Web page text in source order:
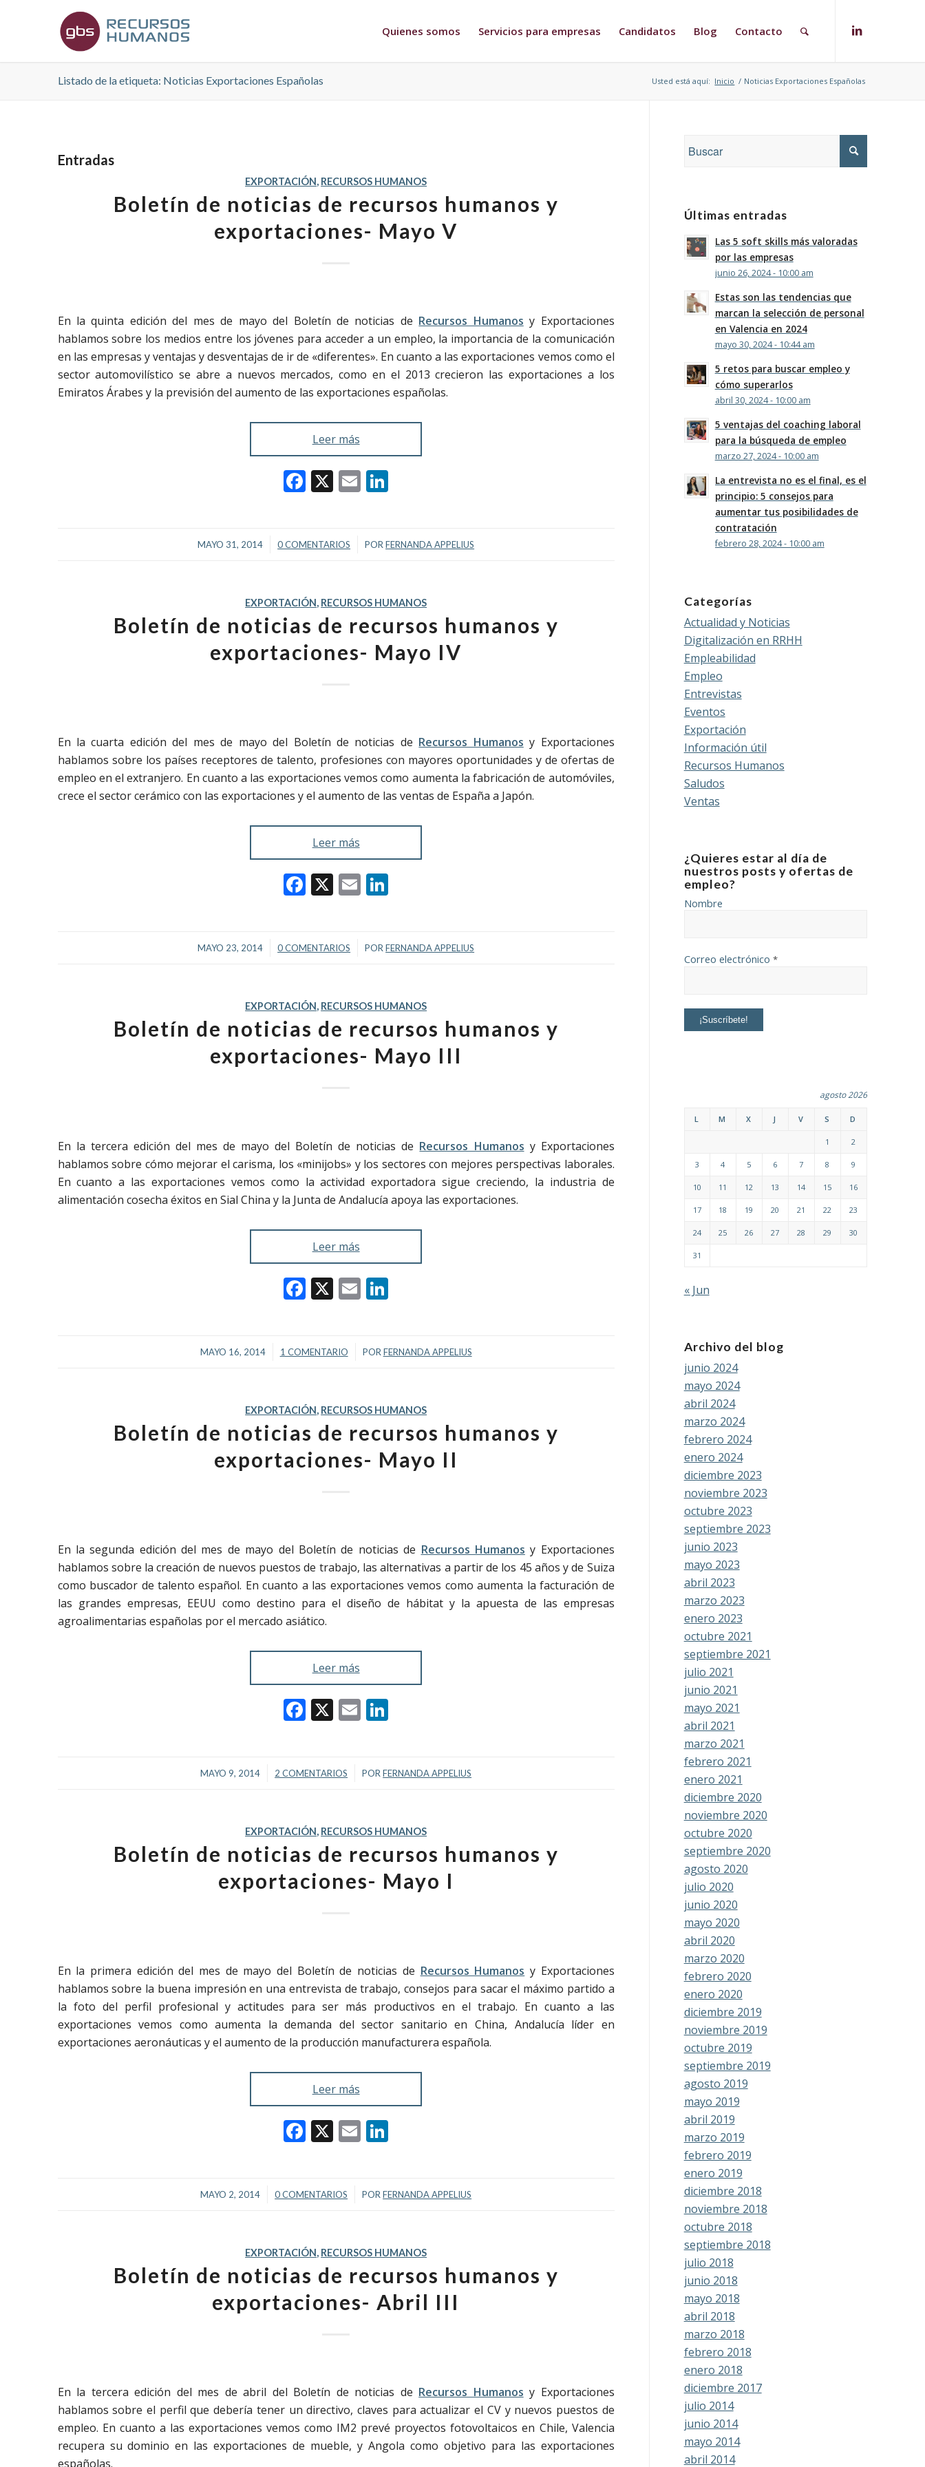
Quienes somos Servicios para empresas Candidatos Blog Contacto
Listado de la etiqueta: Noticias Exportaciones Españolas Usted está aquí: Inicio / Noticias Exportaciones Españolas
Entradas
EXPORTACIÓN, RECURSOS HUMANOS
Boletín de noticias de recursos humanos y
exportaciones- Mayo V
En la quinta edición del mes de mayo del Boletín de noticias de Recursos Humanos y Exportaciones
hablamos sobre los medios entre los jóvenes para acceder a un empleo, la importancia de la comunicación
en las empresas y ventajas y desventajas de ir de «diferentes». En cuanto a las exportaciones vemos como el
sector automovilístico se abre a nuevos mercados, como en el 2013 crecieron las exportaciones a los
Emiratos Árabes y la previsión del aumento de las exportaciones españolas.
Leer más
Facebook
X Email
MAYO 31, 2014
/ 0 COMENTARIOS
/ PORFERNANDA APPELIUS
EXPORTACIÓN, RECURSOS HUMANOS
Boletín de noticias de recursos humanos y
exportaciones- Mayo IV
En la cuarta edición del mes de mayo del Boletín de noticias de Recursos Humanos y Exportaciones
hablamos sobre los países receptores de talento, profesiones con mayores oportunidades y de ofertas de
empleo en el extranjero. En cuanto a las exportaciones vemos como aumenta la fabricación de automóviles,
crece el sector cerámico con las exportaciones y el aumento de las ventas de España a Japón.
Leer más
Facebook
X Email
MAYO 23, 2014
/ 0 COMENTARIOS
/ PORFERNANDA APPELIUS
EXPORTACIÓN, RECURSOS HUMANOS
Boletín de noticias de recursos humanos y
exportaciones- Mayo III
En la tercera edición del mes de mayo del Boletín de noticias de Recursos Humanos y Exportaciones
hablamos sobre cómo mejorar el carisma, los «minijobs» y los sectores con mejores perspectivas laborales.
En cuanto a las exportaciones vemos como la actividad exportadora sigue creciendo, la industria de
alimentación cosecha éxitos en Sial China y la Junta de Andalucía apoya las exportaciones.
Leer más
Facebook
X Email
MAYO 16, 2014
/ 1 COMENTARIO
/ POR FERNANDA APPELIUS
EXPORTACIÓN, RECURSOS HUMANOS
Boletín de noticias de recursos humanos y
exportaciones- Mayo II
En la segunda edición del mes de mayo del Boletín de noticias de Recursos Humanos y Exportaciones
hablamos sobre la creación de nuevos puestos de trabajo, las alternativas a partir de los 45 años y de Suiza
como buscador de talento español. En cuanto a las exportaciones vemos como aumenta la facturación de
las grandes empresas, EEUU como destino para el diseño de hábitat y la apuesta de las empresas
agroalimentarias españolas por el mercado asiático.
Leer más
Facebook
X Email
MAYO 9, 2014
/ 2 COMENTARIOS
/ PORFERNANDA APPELIUS
EXPORTACIÓN, RECURSOS HUMANOS
Boletín de noticias de recursos humanos y
exportaciones- Mayo I
En la primera edición del mes de mayo del Boletín de noticias de Recursos Humanos y Exportaciones
hablamos sobre la buena impresión en una entrevista de trabajo, consejos para sacar el máximo partido a
la foto del perfil profesional y actitudes para ser más productivos en el trabajo. En cuanto a las
exportaciones vemos como aumenta la demanda del sector sanitario en China, Andalucía líder en
exportaciones aeronáuticas y el aumento de la producción manufacturera española.
Leer más
Facebook
X Email
MAYO 2, 2014
/ 0 COMENTARIOS
/ PORFERNANDA APPELIUS
EXPORTACIÓN, RECURSOS HUMANOS
Boletín de noticias de recursos humanos y
exportaciones- Abril III
En la tercera edición del mes de abril del Boletín de noticias de Recursos Humanos y Exportaciones
hablamos sobre el perfil que debería tener un directivo, claves para actualizar el CV y nuevos puestos de
empleo. En cuanto a las exportaciones vemos como IM2 prevé proyectos fotovoltaicos en Chile, Valencia
recupera su dominio en las exportaciones de mueble, y Angola como objetivo para las exportaciones
españolas.
Últimas entradas
Las 5 soft skills más valoradas
por las empresas
junio 26, 2024 - 10:00 am
Estas son las tendencias que
marcan la selección de personal
en Valencia en 2024
mayo 30, 2024 - 10:44 am
5 retos para buscar empleo y
cómo superarlos
abril 30, 2024 - 10:00 am
5 ventajas del coaching laboral
para la búsqueda de empleo
marzo 27, 2024 - 10:00 am
La entrevista no es el final, es el
principio: 5 consejos para
aumentar tus posibilidades de
contratación
febrero 28, 2024 - 10:00 am
Categorías
Actualidad y Noticias
Digitalización en RRHH
Empleabilidad
Empleo
Entrevistas
Eventos
Exportación
Información útil
Recursos Humanos
Saludos
Ventas
¿Quieres estar al día de
nuestros posts y ofertas de
empleo?
Nombre
Correo electrónico *
agosto 2026
L M X J V S D
1 2
3 4 5 6 7 8 9
10 11 12 13 14 15 16
17 18 19 20 21 22 23
24 25 26 27 28 29 30
31
« Jun
Archivo del blog
junio 2024
mayo 2024
abril 2024
marzo 2024
febrero 2024
enero 2024
diciembre 2023
noviembre 2023
octubre 2023
septiembre 2023
junio 2023
mayo 2023
abril 2023
marzo 2023
enero 2023
octubre 2021
septiembre 2021
julio 2021
junio 2021
mayo 2021
abril 2021
marzo 2021
febrero 2021
enero 2021
diciembre 2020
noviembre 2020
octubre 2020
septiembre 2020
agosto 2020
julio 2020
junio 2020
mayo 2020
abril 2020
marzo 2020
febrero 2020
enero 2020
diciembre 2019
noviembre 2019
octubre 2019
septiembre 2019
agosto 2019
mayo 2019
abril 2019
marzo 2019
febrero 2019
enero 2019
diciembre 2018
noviembre 2018
octubre 2018
septiembre 2018
julio 2018
junio 2018
mayo 2018
abril 2018
marzo 2018
febrero 2018
enero 2018
diciembre 2017
julio 2014
junio 2014
mayo 2014
abril 2014